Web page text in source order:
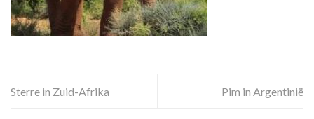
Sterre in Zuid-Afrika Pim in Argentinië